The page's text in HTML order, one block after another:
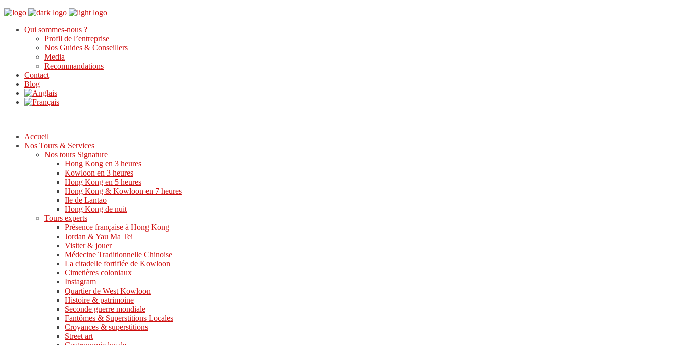
Qui sommes-nous ?
Profil de l’entreprise
Nos Guides & Conseillers
Media
Recommandations
Contact
Blog
Accueil
Nos Tours & Services
Nos tours Signature
Hong Kong en 3 heures
Kowloon en 3 heures
Hong Kong en 5 heures
Hong Kong & Kowloon en 7 heures
Ile de Lantao
Hong Kong de nuit
Tours experts
Présence française à Hong Kong
Jordan & Yau Ma Tei
Visiter & jouer
Médecine Traditionnelle Chinoise
La citadelle fortifiée de Kowloon
Cimetières coloniaux
Instagram
Quartier de West Kowloon
Histoire & patrimoine
Seconde guerre mondiale
Fantômes & Superstitions Locales
Croyances & superstitions
Street art